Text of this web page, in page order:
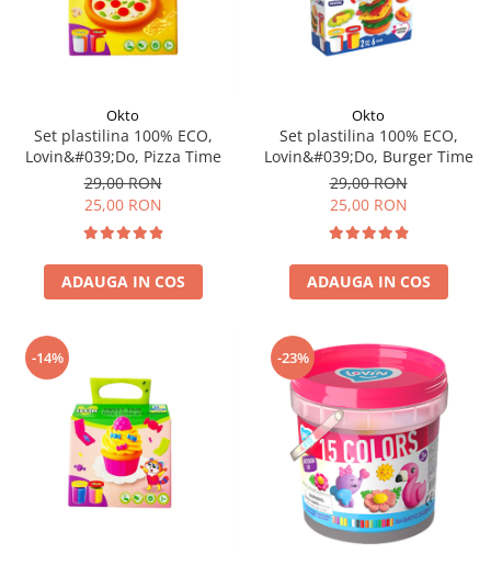
Okto
Set plastilina 100% ECO,
Lovin&#039;Do, Pizza Time
29,00 RON
25,00 RON
ADAUGA IN COS
Okto
Set plastilina 100% ECO,
Lovin&#039;Do, Burger Time
29,00 RON
25,00 RON
ADAUGA IN COS
-14% -23%